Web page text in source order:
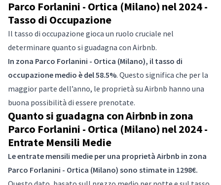
Parco Forlanini - Ortica (Milano) nel 2024 -
Tasso di Occupazione
Il tasso di occupazione gioca un ruolo cruciale nel
determinare quanto si guadagna con Airbnb.
In zona Parco Forlanini - Ortica (Milano), il tasso di
occupazione medio è del 58.5%. Questo significa che per la
maggior parte dell’anno, le proprietà su Airbnb hanno una
buona possibilità di essere prenotate.
Quanto si guadagna con Airbnb in zona
Parco Forlanini - Ortica (Milano) nel 2024 -
Entrate Mensili Medie
Le entrate mensili medie per una proprietà Airbnb in zona
Parco Forlanini - Ortica (Milano) sono stimate in 1298€.